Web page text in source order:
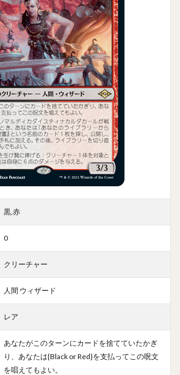
黒,赤
0
クリーチャー
人間 ウィザード
レア
あなたがこのターンにカードを捨てていたかぎ
り、あなたは{Black or Red}を支払ってこの呪文
を唱えてもよい。